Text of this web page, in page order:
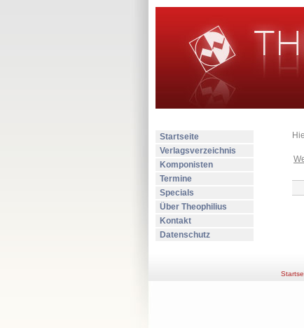
Startseite
Verlagsverzeichnis
Komponisten
Termine
Specials
Über Theophilius
Kontakt
Datenschutz